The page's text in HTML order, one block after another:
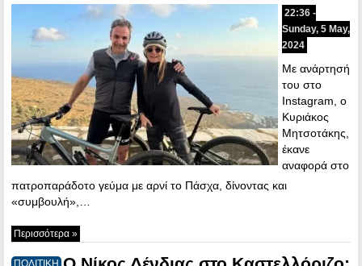
22:36 -
Sunday, 5 May,
2024
Με ανάρτησή
του στο
Instagram, ο
Κυριάκος
Μητσοτάκης,
έκανε
αναφορά στο
πατροπαράδοτο γεύμα με αρνί το Πάσχα, δίνοντας και
«συμβουλή»,…
Περισσότερα »
ΠΟΛΙΤΙΚΗ